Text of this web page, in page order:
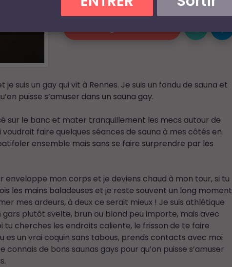
je suis un gay qui vit à Rennes. Je suis un fondu de sauna et
puisse s’amuser dans un sauna gay.
sur le banc et mater tranquillement les mecs autour de
faire quelques séances de sauna à mes côtés en
ensemble mais sans se faire surprendre par les
enveloppe mon corps et je deviens chaud à mon tour, si tu
les mains baladeuses et je reste souvent un long moment
mes ardeurs, à deux ce serait mieux ! Je suis athlétique
gars plutôt svelte, brun ou blond peu importe, mais avec
tu cherches les endroits caliente, le frisson de te faire
es un vrai coquin sans tabous, prends contacts avec moi
connais de bons saunas gays pour qu’on puisse s’amuser